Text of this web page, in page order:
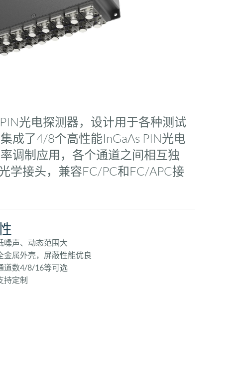
光电探测器，设计用于各种测试
成了4/8个高性能InGaAs PIN光电
调制应用，各个通道之间相互独
学接头，兼容FC/PC和FC/APC接
噪声、动态范围大
金属外壳，屏蔽性能优良
道数4/8/16等可选
持定制